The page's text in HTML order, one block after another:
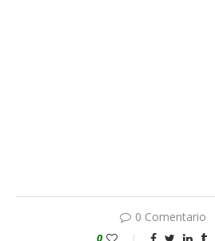
0 Comentario
0